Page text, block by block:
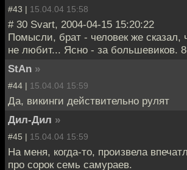
#43 | 15.04.04 15:58
# 30 Svart, 2004-04-15 15:20:22
Помысли, брат - человек же сказал,
не любит... Ясно - за большевиков.
StAn »
#44 | 15.04.04 15:59
Да, викинги действительно рулят
Дил-Дил »
#45 | 15.04.04 15:59
На меня, когда-то, произвела
про сорок семь самураев.